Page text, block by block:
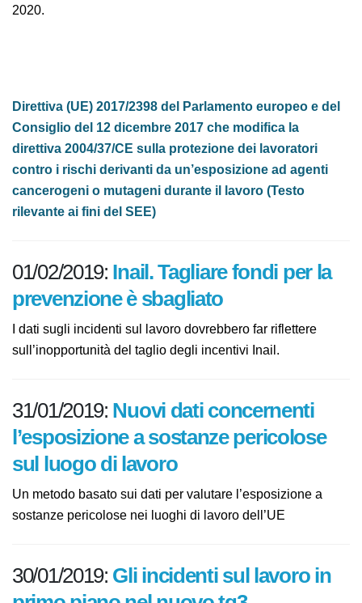
entro il 17 gennaio 2020.
Direttiva (UE) 2017/2398 del Parlamento europeo e
del Consiglio del 12 dicembre 2017 che modifica la
direttiva 2004/37/CE sulla protezione dei lavoratori
contro i rischi derivanti da un’esposizione ad agenti
cancerogeni o mutageni durante il lavoro (Testo
rilevante ai fini del SEE)
01/02/2019: Inail. Tagliare fondi per
la prevenzione è sbagliato
I dati sugli incidenti sul lavoro dovrebbero far riflettere
sull’inopportunità del taglio degli incentivi Inail.
31/01/2019: Nuovi dati concernenti
l’esposizione a sostanze pericolose
sul luogo di lavoro
Un metodo basato sui dati per valutare l’esposizione a
sostanze pericolose nei luoghi di lavoro dell’UE
30/01/2019: Gli incidenti sul lavoro in